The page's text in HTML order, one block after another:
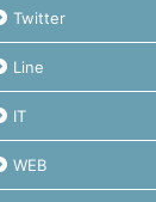
Twitter
Line
IT
WEB